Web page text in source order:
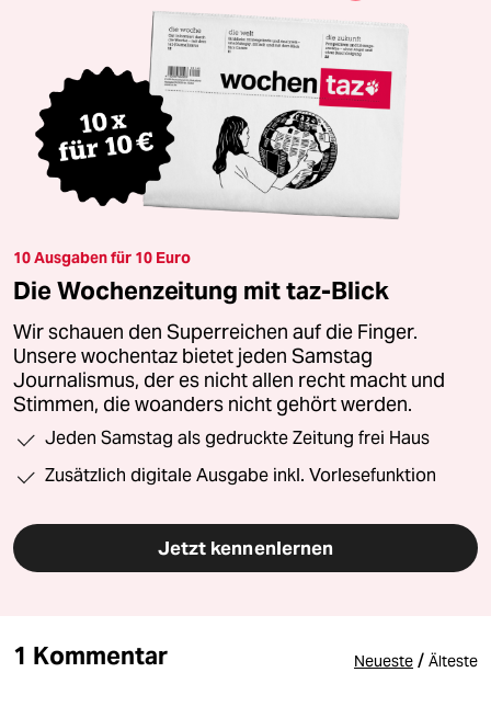
10 Ausgaben für 10 Euro
Die Wochenzeitung mit taz-Blick
Wir schauen den Superreichen auf die Finger.
Unsere wochentaz bietet jeden Samstag
Journalismus, der es nicht allen recht macht und
Stimmen, die woanders nicht gehört werden.
Jeden Samstag als gedruckte Zeitung frei Haus
Zusätzlich digitale Ausgabe inkl. Vorlesefunktion
Jetzt kennenlernen
1 Kommentar Neueste / Älteste